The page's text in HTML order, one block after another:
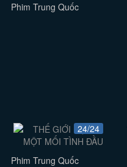
Phim Trung Quốc
24/24
Phim Trung Quốc